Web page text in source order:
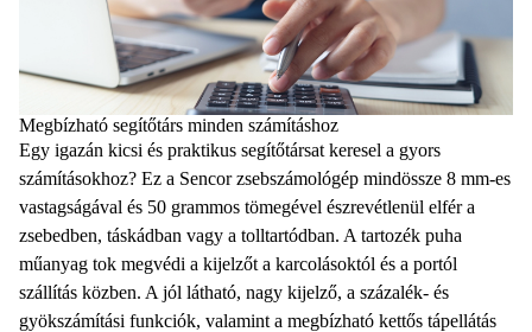
Megbízható segítőtárs minden számításhoz
Egy igazán kicsi és praktikus segítőtársat keresel a gyors
számításokhoz? Ez a Sencor zsebszámológép mindössze 8 mm-es
vastagságával és 50 grammos tömegével észrevétlenül elfér a
zsebedben, táskádban vagy a tolltartódban. A tartozék puha
műanyag tok megvédi a kijelzőt a karcolásoktól és a portól
szállítás közben. A jól látható, nagy kijelző, a százalék- és
gyökszámítási funkciók, valamint a megbízható kettős tápellátás